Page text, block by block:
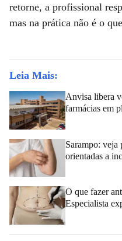
retorne, a profissional
mas na prática não é o
Leia Mais:
Anvisa libera
farmácias em
Sarampo: veja
orientadas a
O que fazer
Especialista